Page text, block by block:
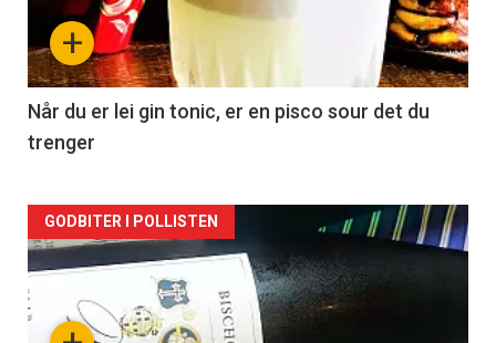
nå
-
2
+
Når du er lei gin tonic, er en pisco sour det du
trenger
Forsiden
akkurat
nå
GODBITER I POLLISTEN